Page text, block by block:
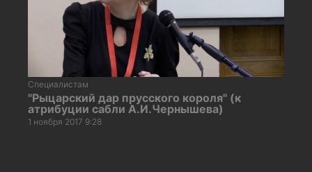
Специалистам
"Рыцарский дар прусского короля" (к
атрибуции сабли А.И.Чернышева)
1 ноября 2017 9:28